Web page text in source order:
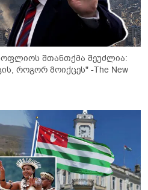
შთანთქმა შეუძლია:
მოიქცეს" -The New